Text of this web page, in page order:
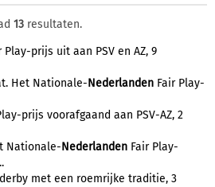
13 resultaten.
prijs uit aan PSV en AZ, 9
Het Nationale-Nederlanden Fair Play-
prijs voorafgaand aan PSV-AZ, 2
Nationale-Nederlanden Fair Play-
met een roemrijke traditie, 3